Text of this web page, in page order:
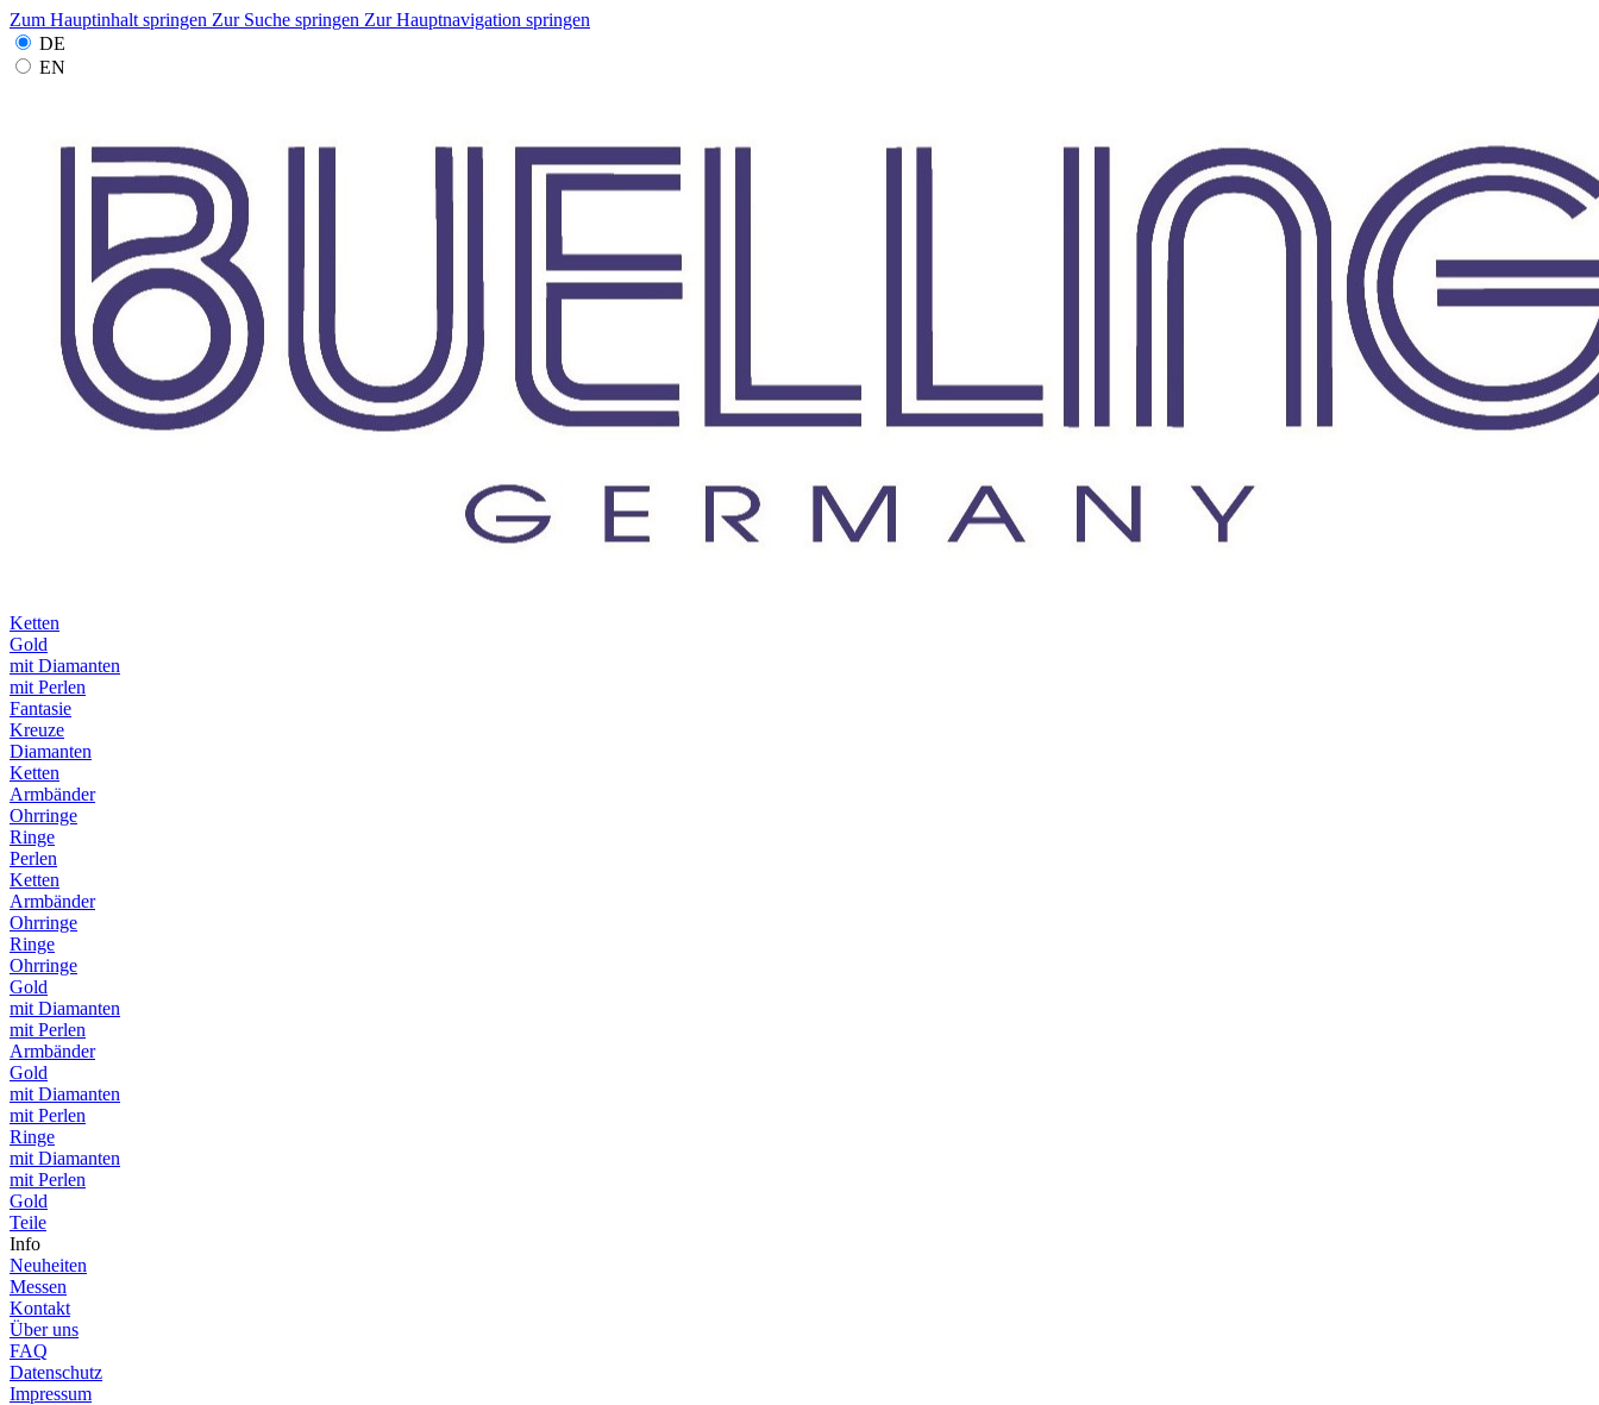
Zum Hauptinhalt springen Zur Suche springen Zur Hauptnavigation springen
DE
EN
Ketten
Gold
mit Diamanten
mit Perlen
Fantasie
Kreuze
Diamanten
Ketten
Armbänder
Ohrringe
Ringe
Perlen
Ketten
Armbänder
Ohrringe
Ringe
Ohrringe
Gold
mit Diamanten
mit Perlen
Armbänder
Gold
mit Diamanten
mit Perlen
Ringe
mit Diamanten
mit Perlen
Gold
Teile
Info
Neuheiten
Messen
Kontakt
Über uns
FAQ
Datenschutz
Impressum